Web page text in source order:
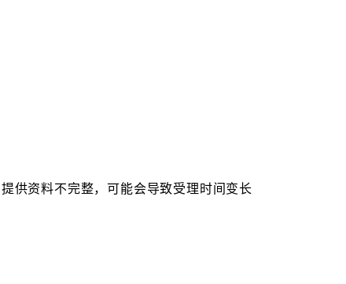
供资料不完整，可能会导致受理时间变长